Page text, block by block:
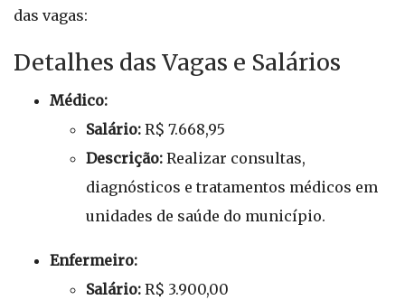
das vagas:
Detalhes das Vagas e Salários
Médico:
Salário: R$ 7.668,95
Descrição: Realizar consultas,
diagnósticos e tratamentos médicos em
unidades de saúde do município.
Enfermeiro:
Salário: R$ 3.900,00